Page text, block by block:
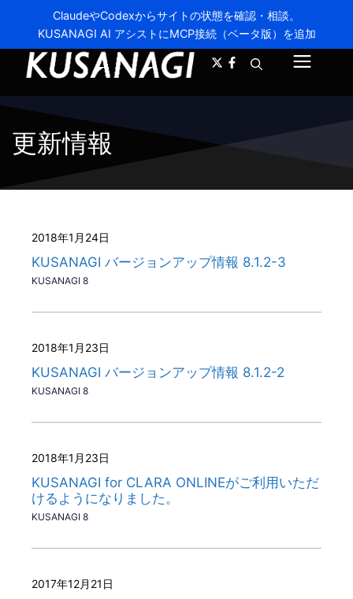
ClaudeやCodexからサイトの状態を確認・相談。
KUSANAGI AI アシストにMCP接続（ベータ版）を追加
ニ
更新情報
2018年1月24日
KUSANAGI バージョンアップ情報 8.1.2-3
KUSANAGI 8
2018年1月23日
KUSANAGI バージョンアップ情報 8.1.2-2
KUSANAGI 8
2018年1月23日
KUSANAGI for CLARA ONLINEがご利用いただ
けるようになりました。
KUSANAGI 8
2017年12月21日
A- A+